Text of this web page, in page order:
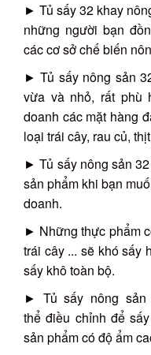
► Tủ sấy 32 khay
những người bạn
các cơ sở chế biến
► Tủ sấy nông sản
vừa và nhỏ, rất phù
doanh các mặt hàng
loại trái cây, rau củ,
► Tủ sấy nông sản
sản phẩm khi bạn
doanh.
► Những thực phẩm
trái cây ... sẽ khó sấy
sấy khô toàn bộ.
► Tủ sấy nông sản
thể điều chỉnh để
sản phẩm có độ ẩm